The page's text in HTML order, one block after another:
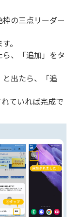
の三点リーダー
。
、「追加」をタ
出たら、「追
ていれば完成で